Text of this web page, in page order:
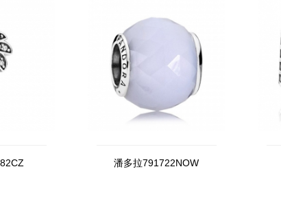
潘多拉791722NOW